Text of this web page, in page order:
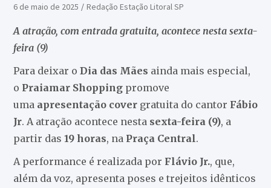
6 de maio de 2025 Redação Estação Litoral SP
A atração, com entrada gratuita, acontece nesta sexta-
feira (9)
Para deixar o Dia das Mães ainda mais especial,
o Praiamar Shoppingpromove
uma apresentação covergratuita do cantor Fábio
Jr. A atração acontece nesta sexta-feira (9), a
partir das 19 horas, na Praça Central.
A performance é realizada por Flávio Jr., que,
além da voz, apresenta poses e trejeitos idênticos